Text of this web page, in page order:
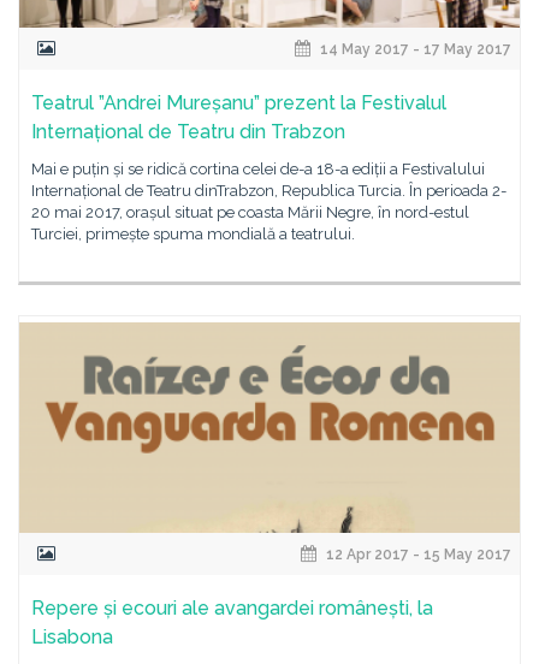
14 May 2017 - 17 May 2017
Teatrul ”Andrei Mureșanu” prezent la Festivalul
Internațional de Teatru din Trabzon
Mai e puțin și se ridică cortina celei de-a 18-a ediții a Festivalului
Internațional de Teatru dinTrabzon, Republica Turcia. În perioada 2-
20 mai 2017, orașul situat pe coasta Mării Negre, în nord-estul
Turciei, primește spuma mondială a teatrului.
12 Apr 2017 - 15 May 2017
Repere și ecouri ale avangardei românești, la
Lisabona